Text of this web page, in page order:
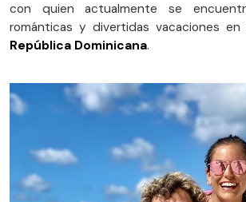
con quien actualmente se
románticas y divertidas vacaciones en
República Dominicana.